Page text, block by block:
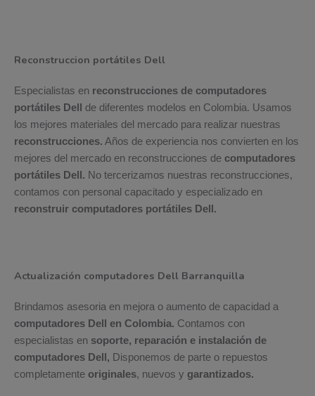
Reconstruccion portátiles Dell
Especialistas en reconstrucciones de computadores
portátiles Dell
de diferentes modelos en Colombia. Usamos
los mejores materiales del mercado para realizar nuestras
reconstrucciones. Años de experiencia nos convierten en los
mejores del mercado en reconstrucciones de computadores
portátiles Dell. No tercerizamos nuestras reconstrucciones,
contamos con personal capacitado y especializado en
reconstruir computadores portátiles Dell.
Actualización computadores Dell Barranquilla
Brindamos asesoria en mejora o aumento de capacidad a
computadores Dell en Colombia. Contamos con
especialistas en soporte, reparación e instalación de
computadores Dell, Disponemos de parte o repuestos
completamente originales, nuevos y garantizados.